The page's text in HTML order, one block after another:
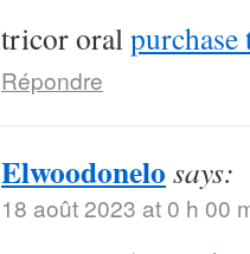
tricor oral
Répondre
Elwoodonelo says:
18 août 2023 at 0 h 00